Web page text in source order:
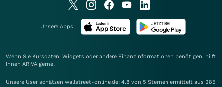
Unsere Apps:
Wenn Sie Kursdaten, Widgets oder andere Finanzinformationen benötigen, hilft
Ihnen ARIVA gerne.
Unsere User schätzen wallstreet-online.de: 4.8 von 5 Sternen ermittelt aus 285